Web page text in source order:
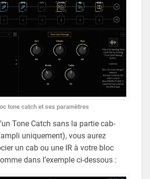
tone catch et ses paramètres
Tone Catch sans la partie cab-
uniquement), vous aurez
un cab ou une IR à votre bloc
dans l’exemple ci-dessous :